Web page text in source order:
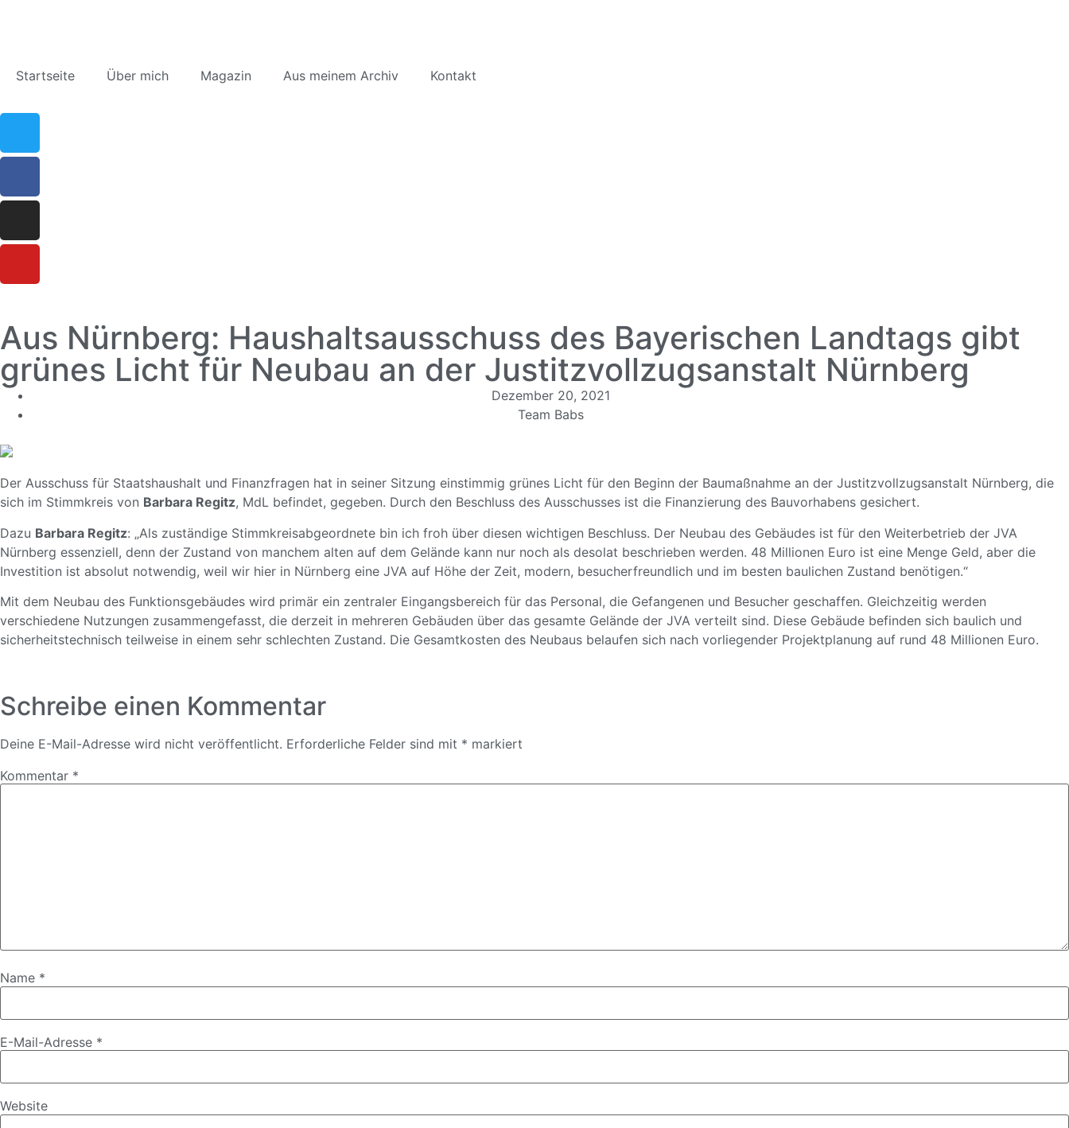
Startseite Über mich Magazin Aus meinem Archiv Kontakt
Aus Nürnberg: Haushaltsausschuss des Bayerischen Landtags gibt
grünes Licht für Neubau an der Justitzvollzugsanstalt Nürnberg
Dezember 20, 2021
Team Babs
Der Ausschuss für Staatshaushalt und Finanzfragen hat in seiner Sitzung einstimmig grünes Licht für den Beginn der Baumaßnahme an der Justitzvollzugsanstalt Nürnberg, die
sich im Stimmkreis von Barbara Regitz, MdL befindet, gegeben. Durch den Beschluss des Ausschusses ist die Finanzierung des Bauvorhabens gesichert.
Dazu Barbara Regitz: „Als zuständige Stimmkreisabgeordnete bin ich froh über diesen wichtigen Beschluss. Der Neubau des Gebäudes ist für den Weiterbetrieb der JVA
Nürnberg essenziell, denn der Zustand von manchem alten auf dem Gelände kann nur noch als desolat beschrieben werden. 48 Millionen Euro ist eine Menge Geld, aber die
Investition ist absolut notwendig, weil wir hier in Nürnberg eine JVA auf Höhe der Zeit, modern, besucherfreundlich und im besten baulichen Zustand benötigen.“
Mit dem Neubau des Funktionsgebäudes wird primär ein zentraler Eingangsbereich für das Personal, die Gefangenen und Besucher geschaffen. Gleichzeitig werden
verschiedene Nutzungen zusammengefasst, die derzeit in mehreren Gebäuden über das gesamte Gelände der JVA verteilt sind. Diese Gebäude befinden sich baulich und
sicherheitstechnisch teilweise in einem sehr schlechten Zustand. Die Gesamtkosten des Neubaus belaufen sich nach vorliegender Projektplanung auf rund 48 Millionen Euro.
Schreibe einen Kommentar
Deine E-Mail-Adresse wird nicht veröffentlicht. Erforderliche Felder sind mit * markiert
Kommentar *
Name *
E-Mail-Adresse *
Website